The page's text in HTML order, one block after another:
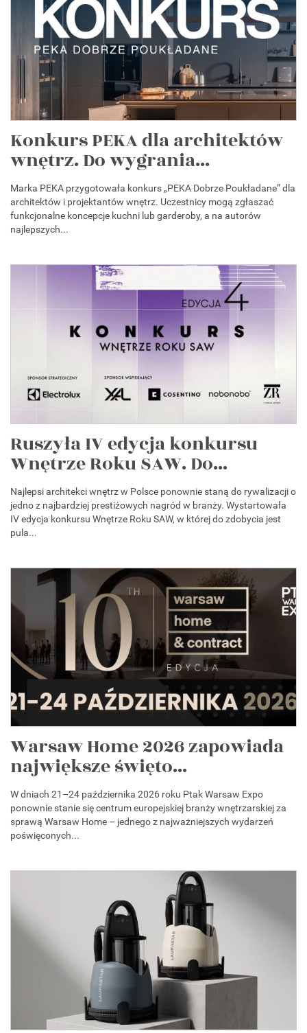
Konkurs PEKA dla architektów
wnętrz. Do wygrania...
Marka PEKA przygotowała konkurs „PEKA Dobrze Poukładane” dla
architektów i projektantów wnętrz. Uczestnicy mogą zgłaszać
funkcjonalne koncepcje kuchni lub garderoby, a na autorów
najlepszych...
Ruszyła IV edycja konkursu
Wnętrze Roku SAW. Do...
Najlepsi architekci wnętrz w Polsce ponownie staną do rywalizacji o
jedno z najbardziej prestiżowych nagród w branży. Wystartowała
IV edycja konkursu Wnętrze Roku SAW, w której do zdobycia jest
pula...
Warsaw Home 2026 zapowiada
największe święto...
W dniach 21–24 października 2026 roku Ptak Warsaw Expo
ponownie stanie się centrum europejskiej branży wnętrzarskiej za
sprawą Warsaw Home – jednego z najważniejszych wydarzeń
poświęconych...